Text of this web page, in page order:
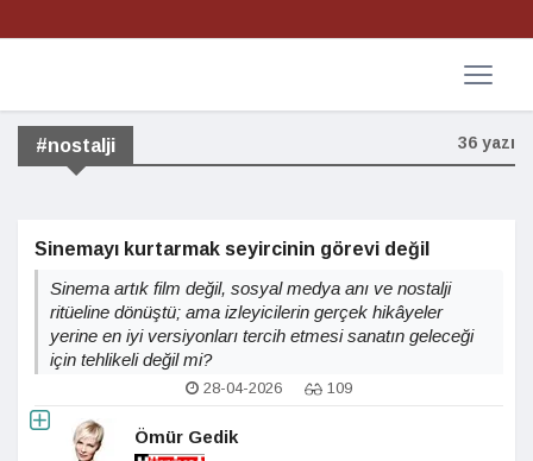
#nostalji 36 yazı
Sinemayı kurtarmak seyircinin görevi değil
Sinema artık film değil, sosyal medya anı ve nostalji
ritüeline dönüştü; ama izleyicilerin gerçek hikâyeler
yerine en iyi versiyonları tercih etmesi sanatın geleceği
için tehlikeli değil mi?
28-04-2026 109
Ömür Gedik